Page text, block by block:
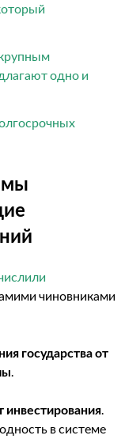
одно и
чиновниками
государства от
.
инвестирования.
в системе